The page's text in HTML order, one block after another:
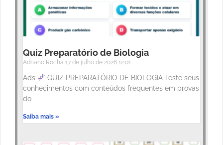
Quiz Preparatório de Biologia
Adriano Rocha 17 de julho de 2026 12:01
Ads
QUIZ PREPARATÓRIO DE BIOLOGIA Teste seus
conhecimentos com conteúdos frequentes em provas
do
Saiba mais »